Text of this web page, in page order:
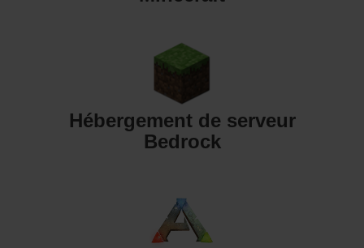
Hébergement de serveur
Bedrock